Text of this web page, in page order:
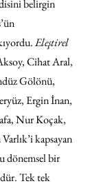
belirgin
Eleştirel
Cihat Aral,
Gölönü,
Ergin İnan,
Nur Koçak,
kapsayan
dönemsel bir
Tek tek